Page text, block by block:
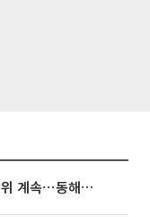
[내일 날씨] 폭염 한풀 꺾여도 무더위 계속⋯동해안 이틀 연속 비